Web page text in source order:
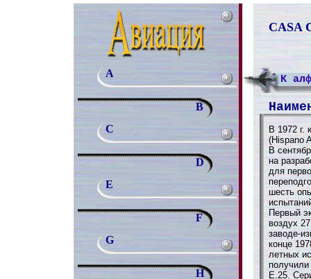
CASA
A
B
C
D
E
F
G
H
К
В 1972 г.
(Hispano
В
на
для
шесть
Первый
воздух
заводе-
конце
летных
Е.25.